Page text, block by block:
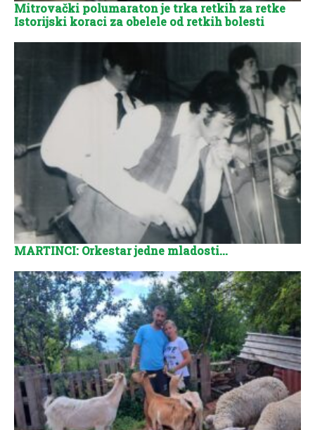
Mitrovački polumaraton je trka retkih za retke
Istorijski koraci za obelele od retkih bolesti
MARTINCI: Orkestar jedne mladosti…